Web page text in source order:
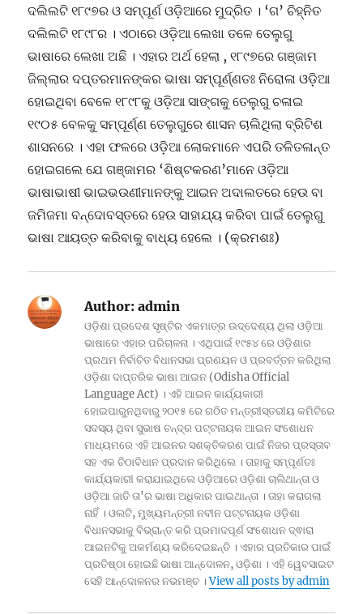
ଦଲିଲଟି ୧୮୯୭ର ଓ ସମ୍ପୂର୍ଣ ଓଡ଼ିଆରେ ମୁଦ୍ରିତ । ‘ଗ’ ଚିହ୍ନିତ
ଦଲିଲଟି ୧୮୯୮ର । ଏଠାରେ ଓଡ଼ିଆ ଲେଖା ତଳେ ତେଲୁଗୁ
ଭାଷାରେ ଲେଖା ଅଛି । ଏହାର ଅର୍ଥ ହେଲା , ୧୮୯୭ରେ ଗଞ୍ଜାମ
ଜିଲ୍ଲାର ଦପ୍ତରମାନଙ୍କର ଭାଷା ସମ୍ପୂର୍ଣ୍ଣତଃ ନିରୋଳା ଓଡ଼ିଆ
ହୋଇଥିବା ବେଳେ ୧୮୯୮କୁ ଓଡ଼ିଆ ସାଙ୍ଗକୁ ତେଲୁଗୁ ଚଳାଇ
୧୯୦୫ ବେଳକୁ ସମ୍ପୂର୍ଣ୍ଣ ତେଲୁଗୁରେ ଶାସନ ଚାଲିଥିଲା ବ୍ରିଟିଶ
ଶାସନରେ । ଏହା ଫଳରେ ଓଡ଼ିଆ ଲୋକମାନେ ଏପରି ତଳିତଳାନ୍ତ
ହୋଇଗଲେ ଯେ ଗଞ୍ଜାମର ‘ଶିଷ୍ଟକରଣ’ମାନେ ଓଡ଼ିଆ
ଭାଷାଭାଷୀ ଭାଇଭଉଣୀମାନଙ୍କୁ ଆଇନ ଅଦାଲତରେ ହେଉ ବା
ଜମିଜମା ବନ୍ଦୋବସ୍ତରେ ହେଉ ସାହାଯ୍ୟ କରିବା ପାଇଁ ତେଲୁଗୁ
ଭାଷା ଆୟତ୍ତ କରିବାକୁ ବାଧ୍ୟ ହେଲେ । (କ୍ରମଶଃ)
Author: admin
ଓଡ଼ିଶା ପ୍ରଦେଶ ସୃଷ୍ଟିର ଏକମାତ୍ର ଉଦ୍ଦେଶ୍ୟ ଥିଲା ଓଡ଼ିଆ
ଭାଷାରେ ଏହାର ପରିଚାଳନା । ଏଥିପାଇଁ ୧୯୫୪ ରେ ଓଡ଼ିଶାର
ପ୍ରଥମ ନିର୍ବାଚିତ ବିଧାନସଭା ପ୍ରଣୟନ ଓ ପ୍ରବର୍ତ୍ତନ କରିଥିଲା
ଓଡ଼ିଶା ଦାପ୍ତରିକ ଭାଷା ଆଇନ (Odisha Official
Language Act) । ଏହି ଆଇନ କାର୍ଯ୍ୟକାରୀ
ହୋଇପାରୁନଥିବାରୁ ୨୦୧୫ ରେ ଗଠିତ ମନ୍ତ୍ରୀସ୍ତରୀୟ କମିଟିରେ
ସଦସ୍ୟ ଥିବା ସୁଭାଷ ଚନ୍ଦ୍ର ପଟ୍ଟନାୟକ ଆଇନ ସଂଶୋଧନ
ମାଧ୍ୟମରେ ଏହି ଆଇନର ସଶକ୍ତିକରଣ ପାଇଁ ନିଜର ପ୍ରସ୍ତାବ
ସହ ଏକ ଚିଠାବିଧାନ ପ୍ରଦାନ କରିଥିଲେ । ତାହାକୁ ସମ୍ପୂର୍ଣତଃ
କାର୍ଯ୍ୟକାରୀ କରାଯାଇଥିଲେ ଓଡ଼ିଆରେ ଓଡ଼ିଶା ଚାଲିଥାନ୍ତା ଓ
ଓଡ଼ିଆ ଜାତି ତା'ର ଭାଷା ଅଧିକାର ପାଇଥାନ୍ତା । ତାହା କରାଗଲା
ନାହିଁ । ଓଲଟି, ମୁଖ୍ୟମନ୍ତ୍ରୀ ନବୀନ ପଟ୍ଟନାୟକ ଓଡ଼ିଶା
ବିଧାନସଭାକୁ ବିଭ୍ରାନ୍ତ କରି ପ୍ରମାଦପୂର୍ଣ ସଂଶୋଧନ ଦ୍ଵାରା
ଆଇନଟିକୁ ଅକର୍ମଣ୍ୟ କରିଦେଇଛନ୍ତି । ଏହାର ପ୍ରତିକାର ପାଇଁ
ପ୍ରତିଷ୍ଠା ହୋଇଛି ଭାଷା ଆନ୍ଦୋଳନ, ଓଡ଼ିଶା । ଏହି ୱେବସାଇଟ
ସେହି ଆନ୍ଦୋଳନର ନଭମଞ୍ଚ ।View all posts by admin